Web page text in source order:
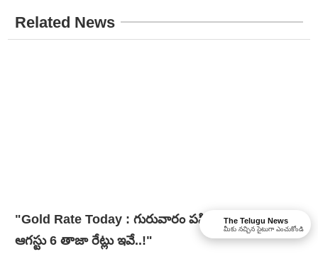
Related News
"Gold Rate Today : గురువారం పసిడి ధరలు జంప్..
ఆగస్టు 6 తాజా రేట్లు ఇవే..!"
The Telugu News
మీకు నచ్చిన సైటుగా ఎంచుకోండి